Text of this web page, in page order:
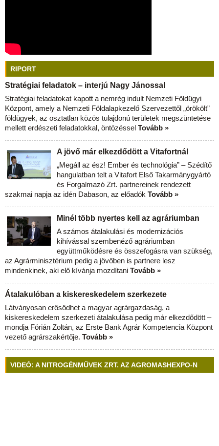
RIPORT
Stratégiai feladatok – interjú Nagy Jánossal
Stratégiai feladatokat kapott a nemrég indult Nemzeti Földügyi
Központ, amely a Nemzeti Földalapkezelő Szervezettől „örökölt”
földügyek, az osztatlan közös tulajdonú területek megszüntetése
mellett erdészeti feladatokkal, öntözéssel Tovább »
A jövő már elkezdődött a Vitafortnál
„Megáll az ész! Ember és technológia” – Szédítő
hangulatban telt a Vitafort Első Takarmánygyártó
és Forgalmazó Zrt. partnereinek rendezett
szakmai napja az idén Dabason, az előadók Tovább »
Minél több nyertes kell az agráriumban
A számos átalakulási és modernizációs
kihívással szembenéző agráriumban
együttműködésre és összefogásra van szükség,
az Agrárminisztérium pedig a jövőben is partnere lesz
mindenkinek, aki elő kívánja mozdítani Tovább »
Átalakulóban a kiskereskedelem szerkezete
Látványosan erősödhet a magyar agrárgazdaság, a
kiskereskedelem szerkezeti átalakulása pedig már elkezdődött –
mondja Fórián Zoltán, az Erste Bank Agrár Kompetencia Központ
vezető agrárszakértője. Tovább »
VIDEÓ: A NITROGÉNMŰVEK ZRT. AZ AGROMASHEXPO-N